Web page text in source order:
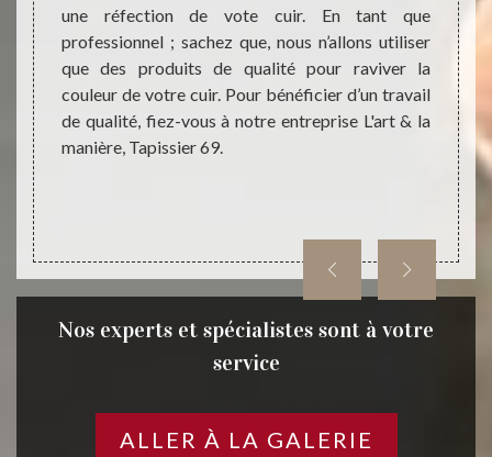
& la
cuir
sera
une réfection de vote cuir. En tant que
professionnel ; sachez que, nous n’allons utiliser
que des produits de qualité pour raviver la
couleur de votre cuir. Pour bénéficier d’un travail
de qualité, fiez-vous à notre entreprise L'art & la
manière, Tapissier 69.
la
Nos experts et spécialistes sont à votre
service
ALLER À LA GALERIE